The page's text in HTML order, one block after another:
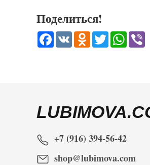
Поделиться!
Facebook
VK Odnoklassniki
Twitter
+7 (916) 394-56-42
shop@lubimova.com